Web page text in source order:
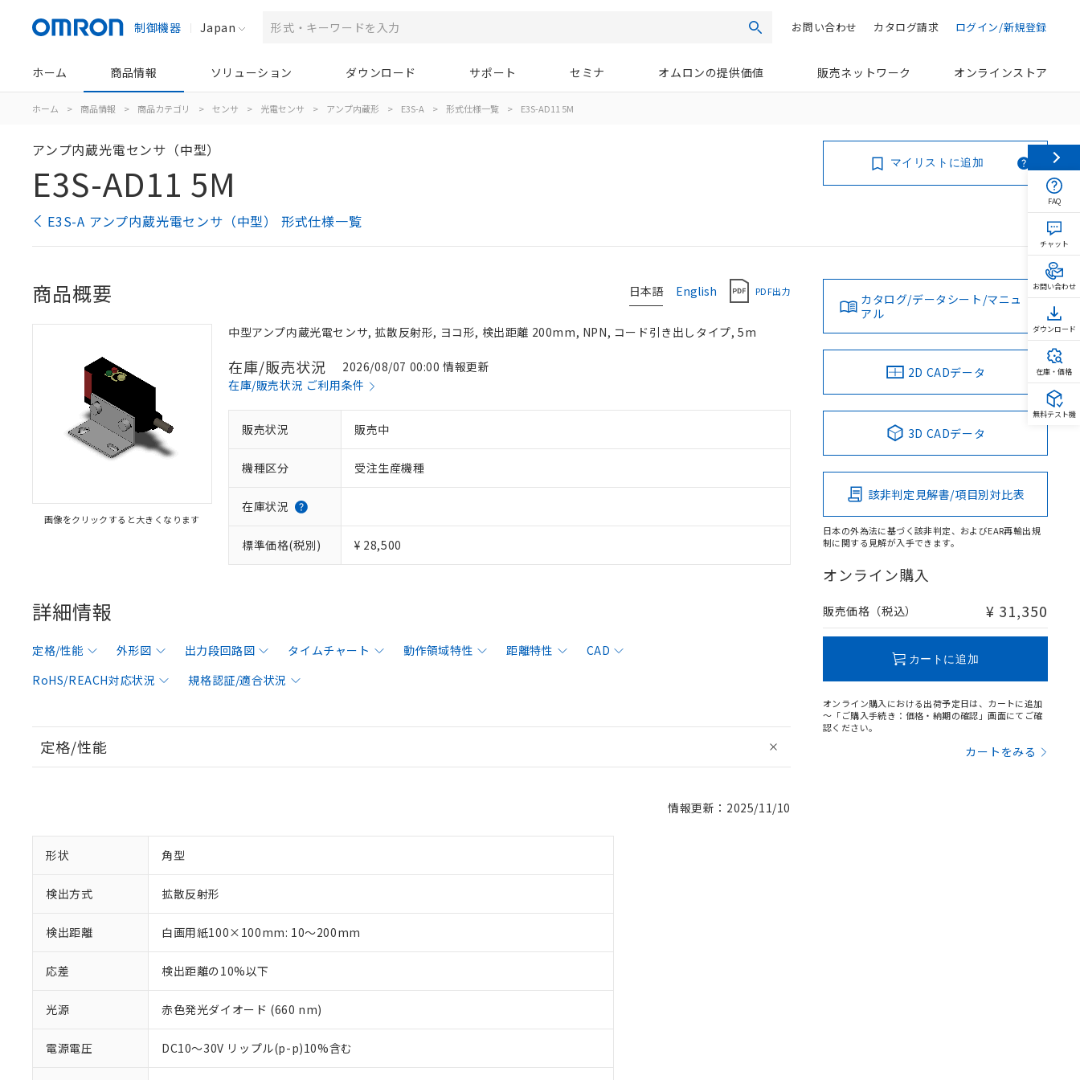
制御機器 Japan 検索 ログイン/新規登録
カタログ請求
お問い合わせ
ホーム 商品情報 ソリューション ダウンロード サポート セミナ オムロンの提供価値 販売ネットワーク オンラインストア
ホーム > 商品情報 > 商品カテゴリ > センサ > 光電センサ > アンプ内蔵形 > E3S-A > 形式仕様一覧 > E3S-AD11 5M
アンプ内蔵光電センサ（中型）
E3S-AD11 5M
E3S-A アンプ内蔵光電センサ（中型） 形式仕様一覧
マイリストに追加
日本語 English PDF出力
商品概要
画像をクリックすると大きくなります
中型アンプ内蔵光電センサ, 拡散反射形, ヨコ形, 検出距離 200mm, NPN, コード引き出しタイプ, 5m
在庫/販売状況
2026/08/07 00:00 情報更新
在庫/販売状況 ご利用条件
販売状況 販売中
機種区分 受注生産機種
在庫状況
標準価格(税別) ¥ 28,500
詳細情報
定格/性能 外形図 出力段回路図 タイムチャート 動作領域特性 距離特性
CAD
RoHS/REACH対応状況
規格認証/適合状況
定格/性能
情報更新：2025/11/10
形状 角型
検出方式 拡散反射形
検出距離 白画用紙100×100mm: 10～200mm
応差 検出距離の10%以下
光源 赤色発光ダイオード (660 nm)
電源電圧 DC10～30V リップル(p-p)10%含む
カタログ/データシート/マニュ
アル
2D CADデータ
3D CADデータ
該非判定見解書/項目別対比表
日本の外為法に基づく該非判定、およびEAR再輸出規
制に関する見解が入手できます。
オンライン購入
販売価格（税込） ¥ 31,350
カートに追加
オンライン購入における出荷予定日は、カートに追加
～「ご購入手続き：価格・納期の確認」画面にてご確
認ください。
カートをみる
FAQ
チャット
お問い合わせ
ダウンロード
在庫・価格
無料テスト機